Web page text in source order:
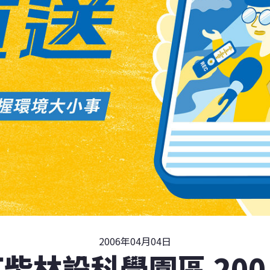
2006年04月04日